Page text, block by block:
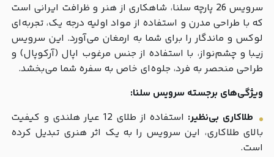
سرویس 26 پارچه سلنا، شاهکاری از هنر و ظرافت ایرانی است
که با طراحی مدرن و استفاده از مواد اولیه درجه یک، تجربه‌ای
لوکس و ماندگار را برای شما به ارمغان می‌آورد. این سرویس
زیبا و چشم‌نواز، با استفاده از جنس مرغوب اپال (آرکوپال) و
طراحی منحصر به فرد، جلوه‌ای خاص به سفره شما می‌بخشد.
ویژگی‌های برجسته سرویس سلنا:
طلاکاری بی‌نظیر:
استفاده از طلای 12 عیار هلندی و کیفیت
بالای طلاکاری، این سرویس را به یک اثر هنری تبدیل کرده
است.